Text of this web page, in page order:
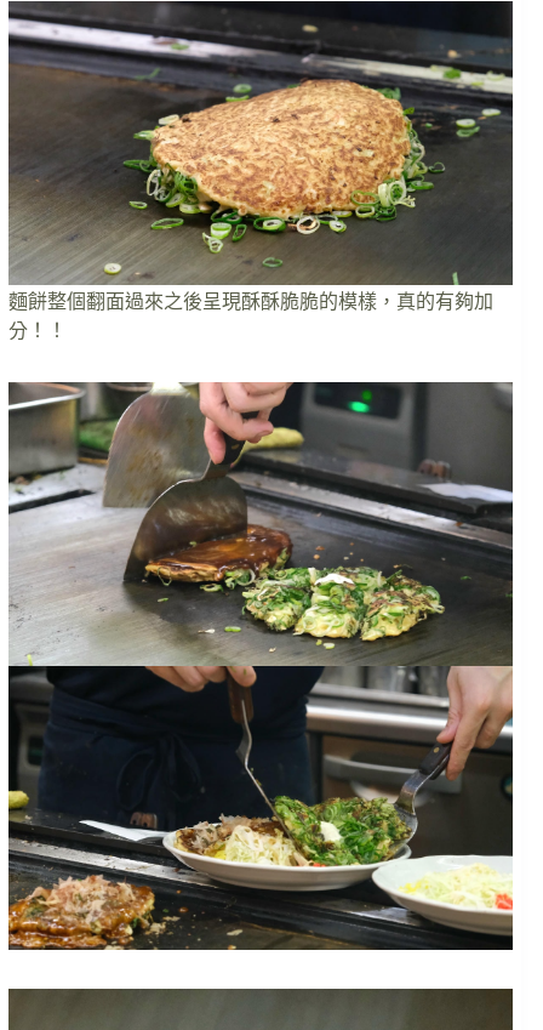
麵餅整個翻面過來之後呈現酥酥脆脆的模樣，真的有夠加
分！！